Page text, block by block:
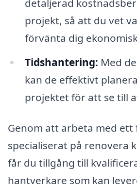
detaljerad
projekt, så att du vet
förvänta dig
Tidshantering: Med
kan de effektivt
projektet för att se till
Genom att arbeta med
specialiserat på renovera
får du tillgång till
hantverkare som kan